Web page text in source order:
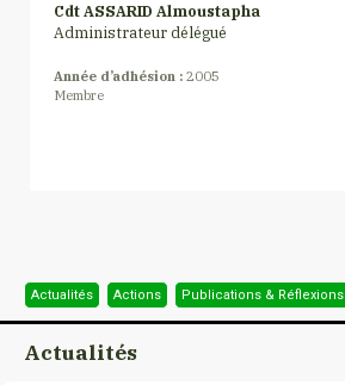
Cdt ASSARID Almoustapha
Administrateur délégué
Année d’adhésion : 2005
Membre
Actualités Actions Publications & Réflexions
Actualités